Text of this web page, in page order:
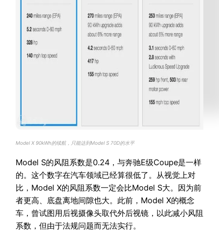
Model X 90kWh的续航，只能达到Model S 70D的水平
Model S的风阻系数是0.24，与奔驰E级Coupe是一样
的。这个数字在汽车领域已经算很低了。从视觉上对
比，Model X的风阻系数一定会比Model S大。因为前
者更高、底盘离地间隙也大。此前，Model X的概念
车，曾试图用后视摄像头取代外后视镜，以此减小风阻
系数，但由于法规问题而无法实行。